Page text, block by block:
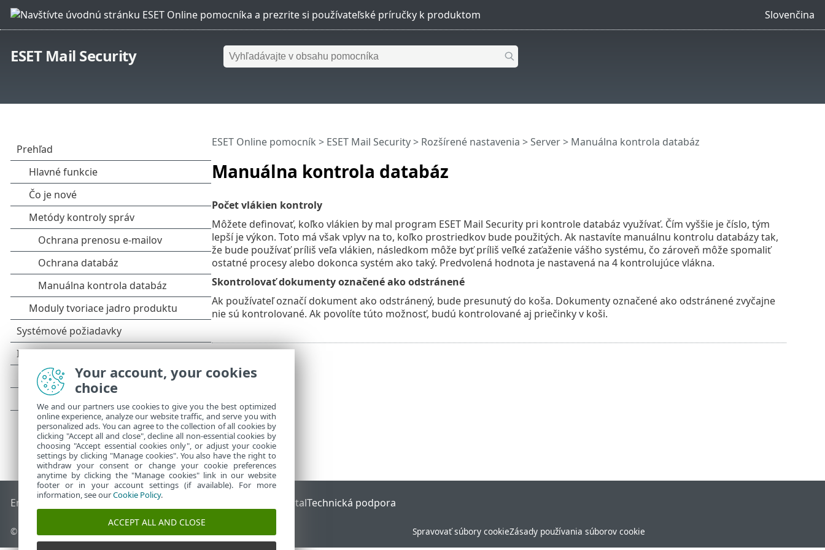
Slovenčina
ESET Mail Security
Manuálna kontrola databáz
ESET Online pomocník > ESET Mail Security> Rozšírené nastavenia >Server> Manuálna kontrola databáz
Počet vlákien kontroly
Môžete definovať, koľko vlákien by mal program ESET Mail Security pri kontrole databáz využívať. Čím vyššie je číslo, tým
lepší je výkon. Toto má však vplyv na to, koľko prostriedkov bude použitých. Ak nastavíte manuálnu kontrolu databázy tak,
že bude používať príliš veľa vlákien, následkom môže byť príliš veľké zaťaženie vášho systému, čo zároveň môže spomaliť
ostatné procesy alebo dokonca systém ako taký. Predvolená hodnota je nastavená na 4 kontrolujúce vlákna.
Skontrolovať dokumenty označené ako odstránené
Ak používateľ označí dokument ako odstránený, bude presunutý do koša. Dokumenty označené ako odstránené zvyčajne
nie sú kontrolované. Ak povolíte túto možnosť, budú kontrolované aj priečinky v koši.
End of Life Databáza znalostí ESET ESET Status PortalTechnická podpora
© 1992-2026 Spravovať súbory cookieZásady používania súborov cookie
Your account, your cookies
choice
We and our partners use cookies to give you the best optimized
online experience, analyze our website traffic, and serve you with
personalized ads. You can agree to the collection of all cookies by
clicking "Accept all and close", decline all non-essential cookies by
choosing "Accept essential cookies only", or adjust your cookie
settings by clicking "Manage cookies". You also have the right to
withdraw your consent or change your cookie preferences
anytime by clicking the "Manage cookies" link in our website
footer or in your account settings (if available). For more
information, see ourCookie Policy.
ACCEPT ALL AND CLOSE